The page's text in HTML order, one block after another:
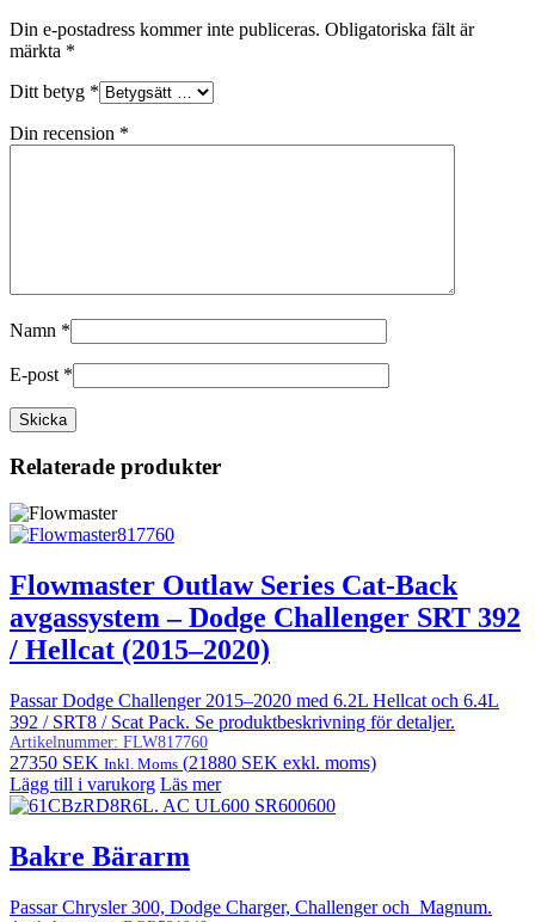
Din e-postadress kommer inte publiceras. Obligatoriska fält är
märkta *
Ditt betyg *
Din recension *
Namn *
E-post *
Relaterade produkter
Flowmaster Outlaw Series Cat-Back
avgassystem – Dodge Challenger SRT 392
/ Hellcat (2015–2020)
Passar Dodge Challenger 2015–2020 med 6.2L Hellcat och 6.4L
392 / SRT8 / Scat Pack. Se produktbeskrivning för detaljer.
Artikelnummer: FLW817760
27350 SEK Inkl. Moms (21880 SEK exkl. moms)
Lägg till i varukorg Läs mer
Bakre Bärarm
Passar Chrysler 300, Dodge Charger, Challenger och Magnum.